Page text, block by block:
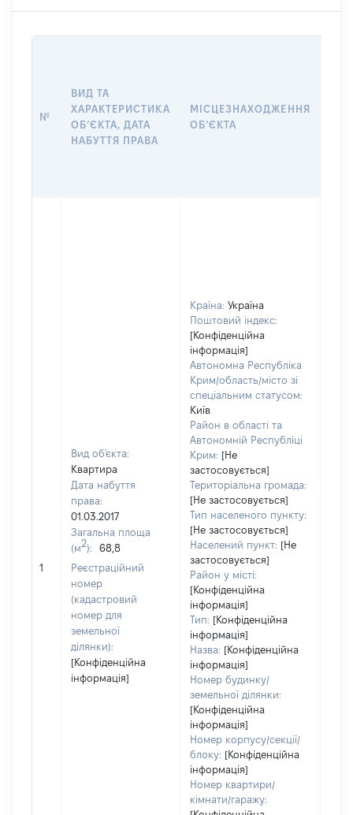
№
ВИД ТА
ХАРАКТЕРИСТИКА
ОБʼЄКТА, ДАТА
НАБУТТЯ ПРАВА
МІСЦЕЗНАХОДЖЕННЯ
ОБʼЄКТА
1
Вид об'єкта:
Квартира
Дата набуття
права:
01.03.2017
Загальна площа
(м2):
68,8
Реєстраційний
номер
(кадастровий
номер для
земельної
ділянки):
[Конфіденційна
інформація]
Країна: Україна
Поштовий індекс:
[Конфіденційна
інформація]
Автономна Республіка
Крим/область/місто зі
спеціальним статусом:
Київ
Район в області та
Автономній Республіці
Крим: [Не
застосовується]
Територіальна громада:
[Не застосовується]
Тип населеного пункту:
[Не застосовується]
Населений пункт: [Не
застосовується]
Район у місті:
[Конфіденційна
інформація]
Тип: [Конфіденційна
інформація]
Назва: [Конфіденційна
інформація]
Номер будинку/
земельної ділянки:
[Конфіденційна
інформація]
Номер корпусу/секції/
блоку: [Конфіденційна
інформація]
Номер квартири/
кімнати/гаражу: